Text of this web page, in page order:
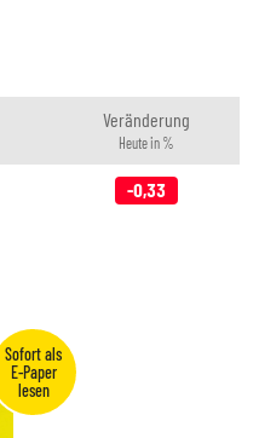
Veränderung
Heute in %
-0,33